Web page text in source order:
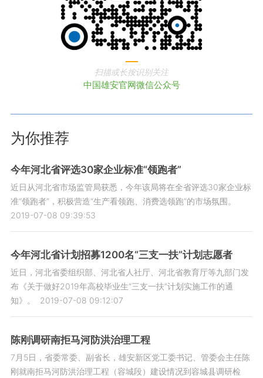
扫描或长按识别关注
中国雄安官网微信公众号
为你推荐
今年河北省评选30家企业标准“领跑者”
近日从河北省市场监管局获悉，今年该局将在全省评选30家企业标
准“领跑者”，积极营造“生产看领跑、消费选领跑”的市场氛围。
2019-07-08 09:39:53
今年河北省计划招募1200名“三支一扶”计划志愿者
近日，河北省委组织部、河北省人社厅、河北省教育厅等九部门发
布《关于做好2019年高校毕业生“三支一扶”计划实施工作的通
知》。
2019-07-08 09:12:07
陈刚调研南拒马河防洪治理工程
7月5日，省委常委、副省长，雄安新区党工委书记、管委会主任陈
刚就南拒马河防洪治理工程（容城段）建设情况到容城县调研检